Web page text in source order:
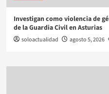
Investigan como violencia de
de la Guardia Civil en Asturias
soloactualidad agosto 5, 2026